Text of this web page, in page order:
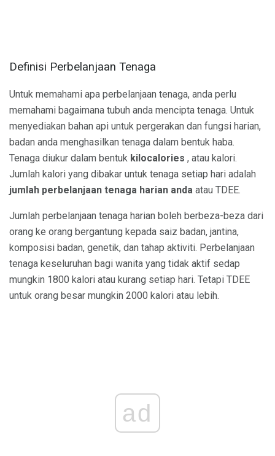
Definisi Perbelanjaan Tenaga
Untuk memahami apa perbelanjaan tenaga, anda perlu
memahami bagaimana tubuh anda mencipta tenaga. Untuk
menyediakan bahan api untuk pergerakan dan fungsi harian,
badan anda menghasilkan tenaga dalam bentuk haba.
Tenaga diukur dalam bentuk kilocalories , atau kalori.
Jumlah kalori yang dibakar untuk tenaga setiap hari adalah
jumlah perbelanjaan tenaga harian anda atau TDEE.
Jumlah perbelanjaan tenaga harian boleh berbeza-beza dari
orang ke orang bergantung kepada saiz badan, jantina,
komposisi badan, genetik, dan tahap aktiviti. Perbelanjaan
tenaga keseluruhan bagi wanita yang tidak aktif sedap
mungkin 1800 kalori atau kurang setiap hari. Tetapi TDEE
untuk orang besar mungkin 2000 kalori atau lebih.
ad